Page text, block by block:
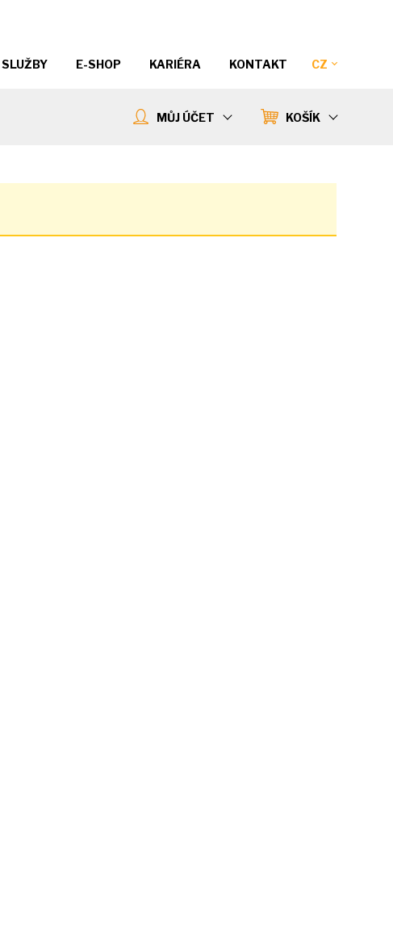
CZ
E-SHOP KARIÉRA KONTAKT
KOŠÍK
MŮJ ÚČET